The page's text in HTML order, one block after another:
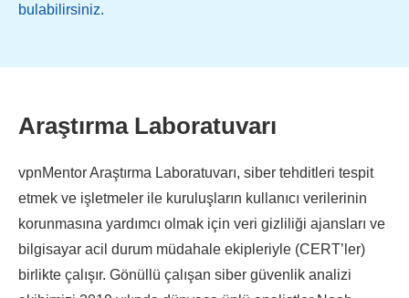
bulabilirsiniz.
Araştırma Laboratuvarı
vpnMentor Araştırma Laboratuvarı, siber tehditleri tespit
etmek ve işletmeler ile kuruluşların kullanıcı verilerinin
korunmasına yardımcı olmak için veri gizliliği ajansları ve
bilgisayar acil durum müdahale ekipleriyle (CERT’ler)
birlikte çalışır. Gönüllü çalışan siber güvenlik analizi